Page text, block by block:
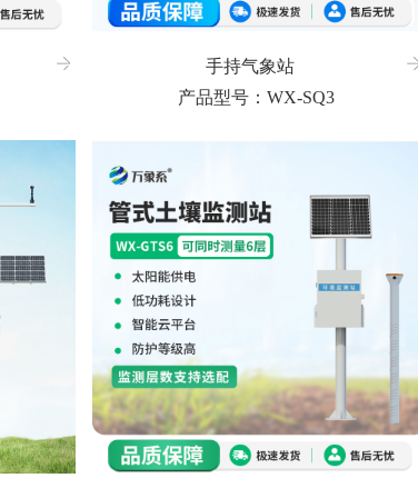
手持气象站
产品型号：WX-SQ3